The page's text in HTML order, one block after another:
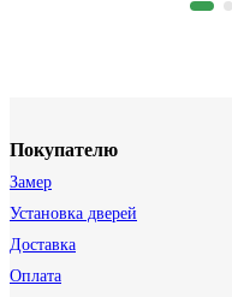
Покупателю
Замер
Установка дверей
Доставка
Оплата